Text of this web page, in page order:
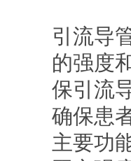
引流导
的强度
保引流
确保患
主要功